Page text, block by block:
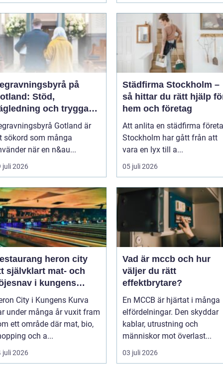
på
Stöd,
och trygga
Gotland är
sökord som många
när en n&au...
juli 2026
Städfirma Stockholm –
så hittar du rätt hjälp
hem och företag
Att anlita en städfirma
Stockholm har gått från att
vara en lyx till a...
05 juli 2026
heron city
självklart mat- och
i kungens
City i Kungens Kurva
under många år vuxit fram
ett område där mat, bio,
och a...
juli 2026
Vad är mccb och hur
väljer du rätt
effektbrytare?
En MCCB är hjärtat i många
elfördelningar. Den skyddar
kablar, utrustning och
människor mot överlast...
03 juli 2026